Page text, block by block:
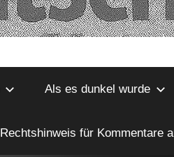
Als es dunkel wurde
Rechtshinweis für Kommentare